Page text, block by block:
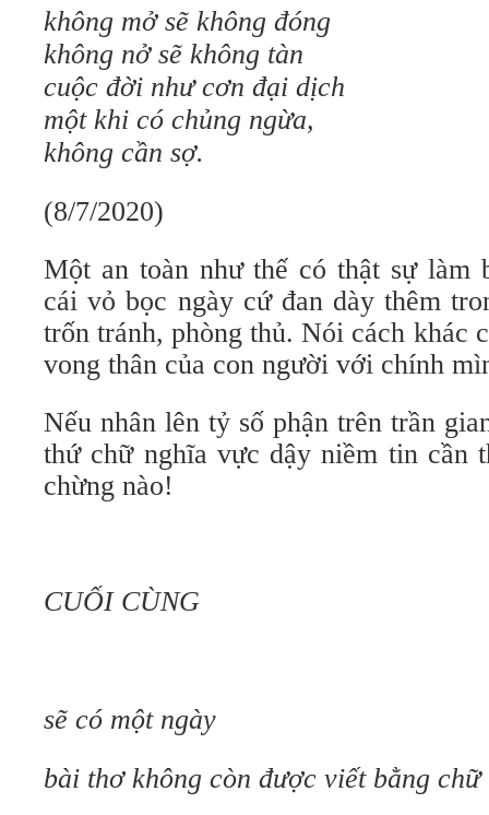
không mở sẽ không đóng
không nở sẽ không tàn
cuộc đời như cơn đại dịch
một khi có chủng ngừa,
không cần sợ.
(8/7/2020)
Một an toàn như thế có thật sự làm
cái vỏ bọc ngày cứ đan dày thêm
trốn tránh, phòng thủ. Nói cách khác
vong thân của con người với chính
Nếu nhân lên tỷ số phận trên trần
thứ chữ nghĩa vực dậy niềm tin cần
chừng nào!
CUỐI CÙNG
sẽ có một ngày
bài thơ không còn được viết bằng chữ